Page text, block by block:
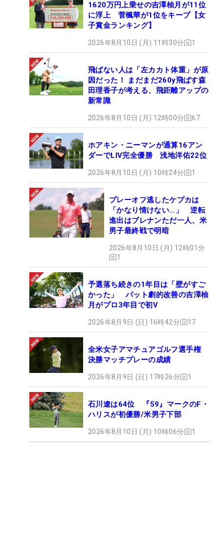
1620万円上乗せの吉澤柚月が11位
に浮上 菅楓華が1位をキープ【女
子賞金ランキング】
2026年8月10日 (月) 11時30分 1
飛ばない人は「左カカト体重」が原
因だった！ まだまだ260y飛ばす森
田理香子が考える、飛距離アップの
新常識
2026年8月10日 (月) 12時00分 67
ホアキン・ニーマンが通算16アン
ダーでLIV完全優勝 浅地洋佑22位
2026年8月10日 (月) 10時24分 1
プレーオフ逃したケプカは
「かなり情けない…」 逆転
進出はブレナンただ一人、米
男子最終戦で明暗
2026年8月10日 (月) 12時01分
1
予選落ち続きの1年目は「壁がすご
かった」 パット劇的改善の吉澤柚
月がプロ3年目で初V
2026年8月9日 (日) 16時42分 17
全米女子アマチュアゴルフ選手権
決勝マッチプレーの成績
2026年8月9日 (日) 17時26分 1
石川遼は64位 『59』マークのF・
ハリスが初優勝/米男子下部
2026年8月10日 (月) 10時06分 1